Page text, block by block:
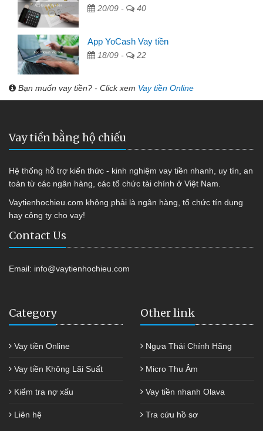
20/09 - 40
App YoCash Vay tiền
18/09 - 22
Bạn muốn vay tiền? - Click xem Vay tiền Online
Vay tiền bằng hộ chiếu
Hệ thống hỗ trợ kiến thức - kinh nghiệm vay tiền nhanh, uy tín, an
toàn từ các ngân hàng, các tổ chức tài chính ở Việt Nam.
Vaytienhochieu.com không phải là ngân hàng, tổ chức tín dụng
hay công ty cho vay!
Contact Us
Email: info@vaytienhochieu.com
Category
Vay tiền Online
Vay tiền Không Lãi Suất
Kiểm tra nợ xấu
Liên hệ
Other link
Ngựa Thái Chính Hãng
Micro Thu Âm
Vay tiền nhanh Olava
Tra cứu hồ sơ